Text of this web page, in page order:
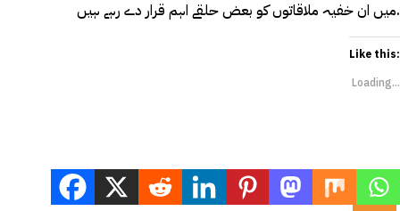
میں ان خفیہ ملاقاتوں کو بعض حلقے اہم قرار دے رہے ہیں.
Like this:
Loading...